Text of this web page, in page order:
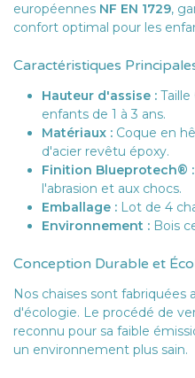
européennes NF EN 1729,
confort optimal pour les
Caractéristiques
Hauteur d'assise :
enfants de 1 à 3 ans.
Matériaux : Coque en
d'acier revêtu époxy.
Finition Blueprotech® :
l'abrasion et aux chocs.
Emballage : Lot de 4
Environnement : Bois
Conception Durable et
Nos chaises sont fabriquées
d'écologie. Le procédé de
reconnu pour sa faible
un environnement plus sain.